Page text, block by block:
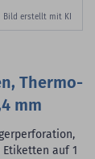
Bild erstellt mit KI
Thermo-
mm
Etiketten auf 1